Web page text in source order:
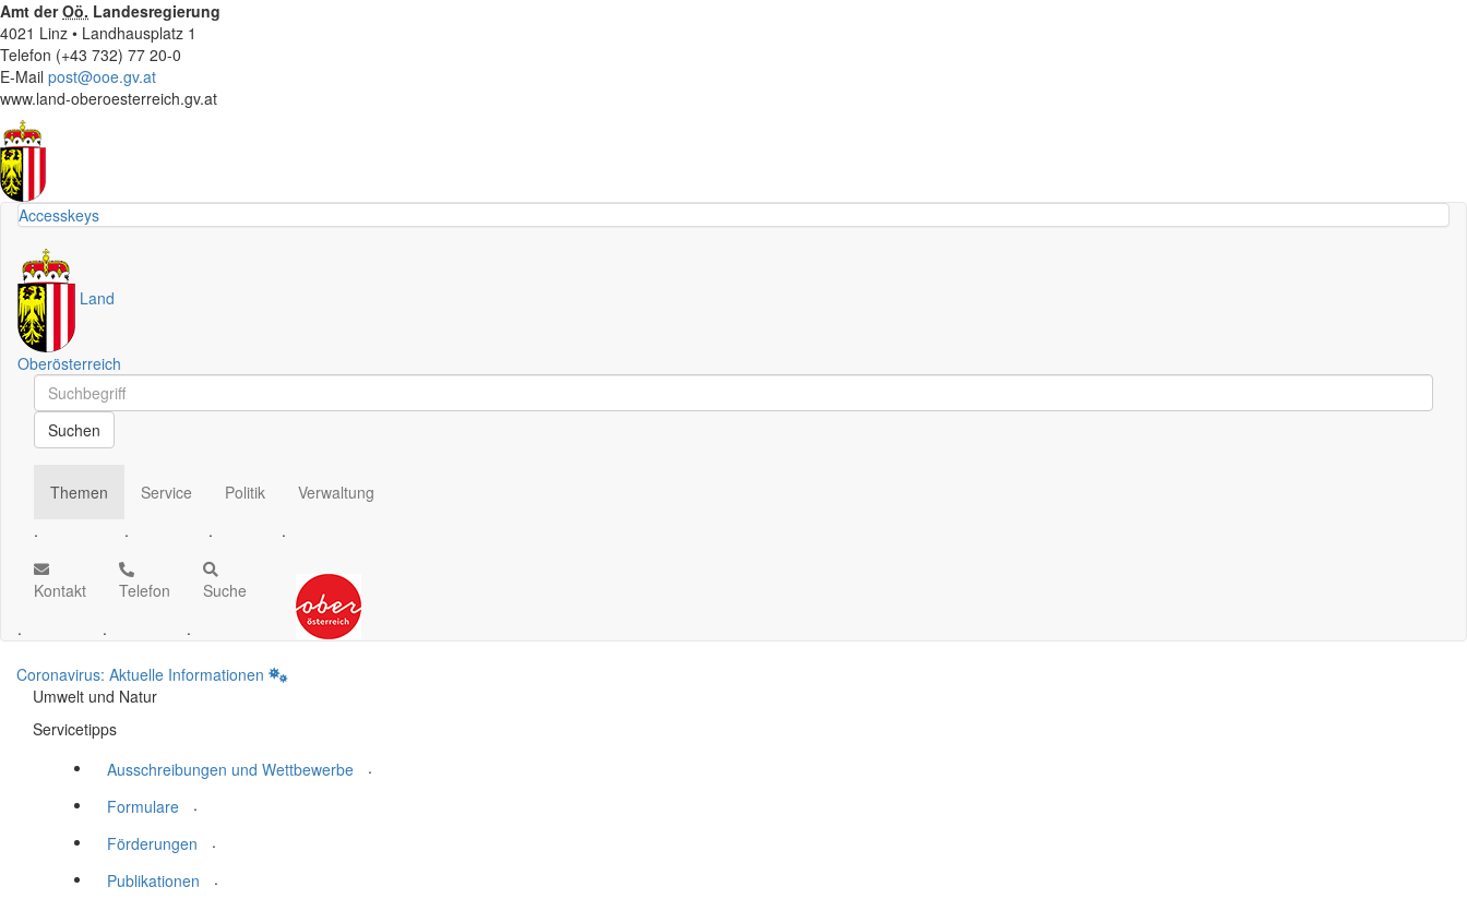
Amt derOö. Landesregierung
4021 Linz • Landhausplatz 1
Telefon (+43 732) 77 20-0
E-Mail post@ooe.gv.at
www.land-oberoesterreich.gv.at
Accesskeys
Land
Oberösterreich
Schnellsuche
Schnellsuche
Suchen
Themen
.
Service
.
Politik
.
Verwaltung
.
Kontakt
.
Telefon
.
Suche
.
Coronavirus: Aktuelle Informationen
Umwelt und Natur
Servicetipps
Ausschreibungen und Wettbewerbe
.
Formulare
.
Förderungen
.
Publikationen
.